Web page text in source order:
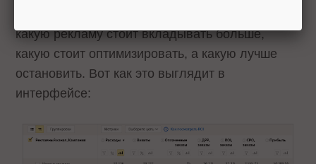
какую рекламу стоит вкладывать больше,
какую стоит оптимизировать, а какую лучше
остановить. Вот как это выглядит в
интерфейсе: